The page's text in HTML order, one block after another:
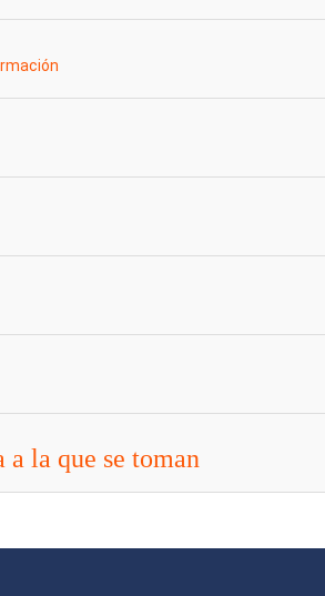
a la que se toman